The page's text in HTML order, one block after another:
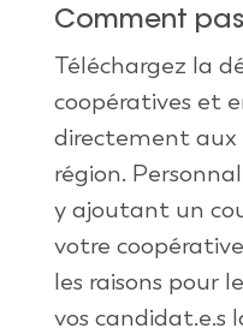
Comment
Téléchargez la
coopératives et
directement aux
région.
y ajoutant un
votre
les raisons pour
vos candidat.e.s